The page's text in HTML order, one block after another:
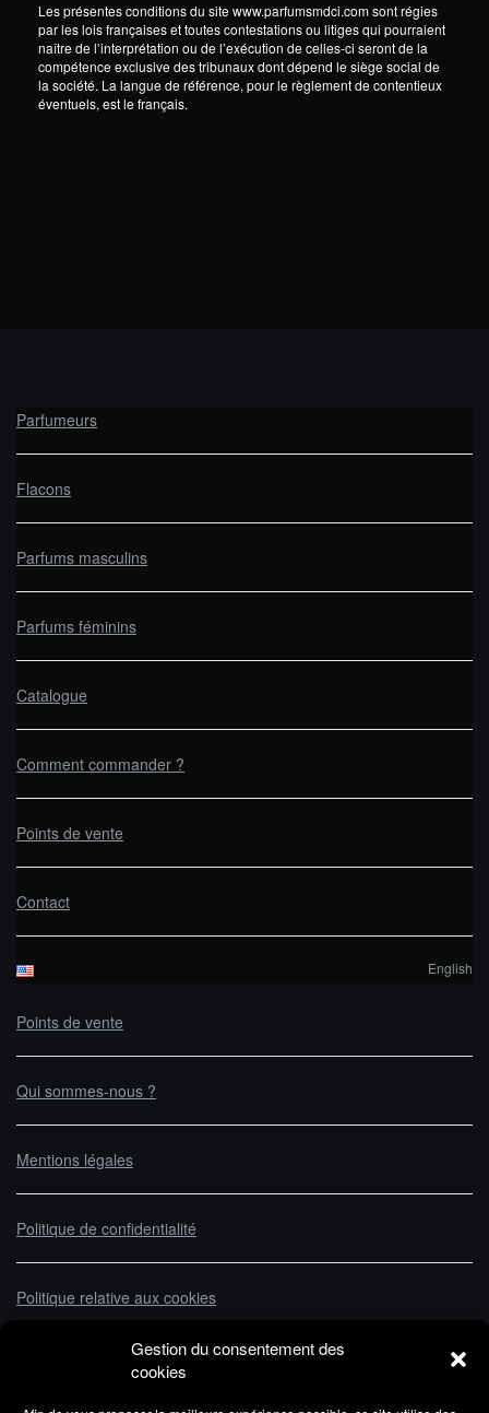
Gestion du consentement des
cookies
Les présentes conditions du site www.parfumsmdci.com sont régies
par les lois françaises et toutes contestations ou litiges qui pourraient
naître de l’interprétation ou de l’exécution de celles-ci seront de la
compétence exclusive des tribunaux dont dépend le siège social de
la société. La langue de référence, pour le règlement de contentieux
éventuels, est le français.
Parfumeurs
Flacons
Parfums masculins
Parfums féminins
Catalogue
Comment commander ?
Points de vente
Contact
English
Points de vente
Qui sommes-nous ?
Mentions légales
Politique de confidentialité
Politique relative aux cookies
Allergènes/Ingrédients